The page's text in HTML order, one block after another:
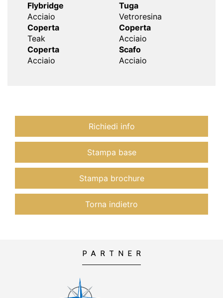
Flybridge
Acciaio
Tuga
Vetroresina
Coperta
Teak
Coperta
Acciaio
Coperta
Acciaio
Scafo
Acciaio
Richiedi info
Stampa base
Stampa brochure
Torna indietro
PARTNER